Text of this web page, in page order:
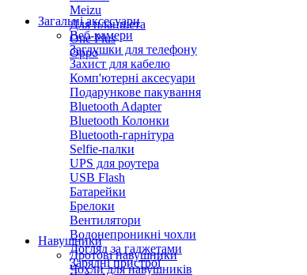
Meizu
Для планшета
One Plus
Oppo
Загальні аксесуари
Веб-камери
Заглушки для телефону
Захист для кабелю
Комп'ютерні аксесуари
Подарункове пакування
Bluetooth Adapter
Bluetooth Колонки
Bluetooth-гарнітура
Selfie-палки
UPS для роутера
USB Flash
Батарейки
Брелоки
Вентилятори
Водонепроникні чохли
Догляд за гаджетами
Зарядні пристрої
Навушники
Дротові навушники
Чохли для навушників